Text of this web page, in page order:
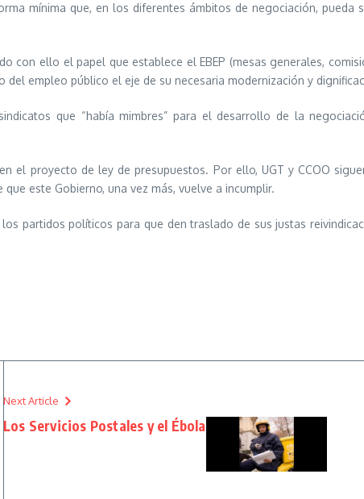
mínima que, en los diferentes ámbitos de negociación, pueda
con ello el papel que establece el EBEP (mesas generales,
empleo público el eje de su necesaria modernización y
que “había mimbres” para el desarrollo de la
el proyecto de ley de presupuestos. Por ello, UGT y CCOO
este Gobierno, una vez más, vuelve a incumplir.
partidos políticos para que den traslado de sus justas
Next Article
Los Servicios Postales y el Ébola